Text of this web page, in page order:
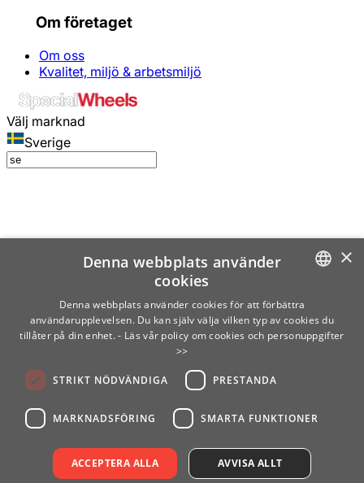
Om företaget
Om oss
Kvalitet, miljö & arbetsmiljö
Välj marknad
Sverige
SWEDISH
×
Denna webbplats använder
cookies
Denna webbplats använder cookies för att förbättra
användarupplevelsen. Du kan själv välja vilken typ av cookies du
tillåter på din enhet. - Läs vår policy om cookies och personuppgifter
>>
STRIKT NÖDVÄNDIGA PRESTANDA
MARKNADSFÖRING SMARTA FUNKTIONER
ACCEPTERA ALLA AVVISA ALLT